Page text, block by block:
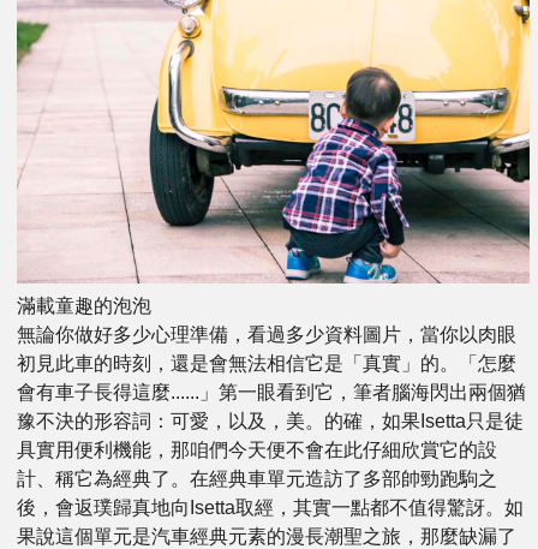
滿載童趣的泡泡
無論你做好多少心理準備，看過多少資料圖片，當你以肉眼
初見此車的時刻，還是會無法相信它是「真實」的。「怎麼
會有車子長得這麼......」第一眼看到它，筆者腦海閃出兩個猶
豫不決的形容詞：可愛，以及，美。的確，如果Isetta只是徒
具實用便利機能，那咱們今天便不會在此仔細欣賞它的設
計、稱它為經典了。在經典車單元造訪了多部帥勁跑駒之
後，會返璞歸真地向Isetta取經，其實一點都不值得驚訝。如
果說這個單元是汽車經典元素的漫長潮聖之旅，那麼缺漏了